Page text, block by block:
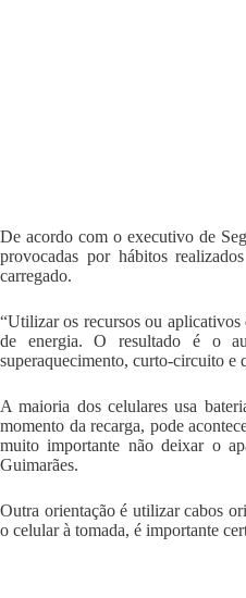
De acordo com o executivo de
provocadas por hábitos
carregado.
“Utilizar os recursos ou aplicativos
de energia. O resultado é o
superaquecimento, curto-circuito e
A maioria dos celulares usa
momento da recarga, pode
muito importante não deixar o
Guimarães.
Outra orientação é utilizar cabos
o celular à tomada, é importante